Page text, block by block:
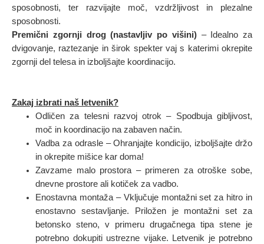
sposobnosti, ter razvijajte moč, vzdržljivost in plezalne
sposobnosti.
Premični zgornji drog (nastavljiv po višini)– Idealno za
dvigovanje, raztezanje in širok spekter vaj s katerimi okrepite
zgornji del telesa in izboljšajte koordinacijo.
Zakaj izbrati naš letvenik?
Odličen za telesni razvoj otrok – Spodbuja gibljivost,
moč in koordinacijo na zabaven način.
Vadba za odrasle – Ohranjajte kondicijo, izboljšajte držo
in okrepite mišice kar doma!
Zavzame malo prostora – primeren za otroške sobe,
dnevne prostore ali kotiček za vadbo.
Enostavna montaža – Vključuje montažni set za hitro in
enostavno sestavljanje. Priložen je montažni set za
betonsko steno, v primeru drugačnega tipa stene je
potrebno dokupiti ustrezne vijake. Letvenik je potrebno